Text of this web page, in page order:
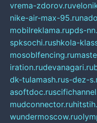
vrema-zdorov.ru
nike-air-max-95.ru
mobilreklama.rupds-
spksochi.rushkola-
mosoblfencing.ru
iration.rudevanagari.ru
dk-tulamash.rus-dez-
asoftdoc.ru
mudconnector.ru
wundermoscow.ru